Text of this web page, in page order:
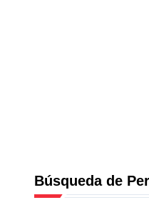
Búsqueda de